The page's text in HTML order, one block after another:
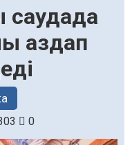
саудада
аздап
0